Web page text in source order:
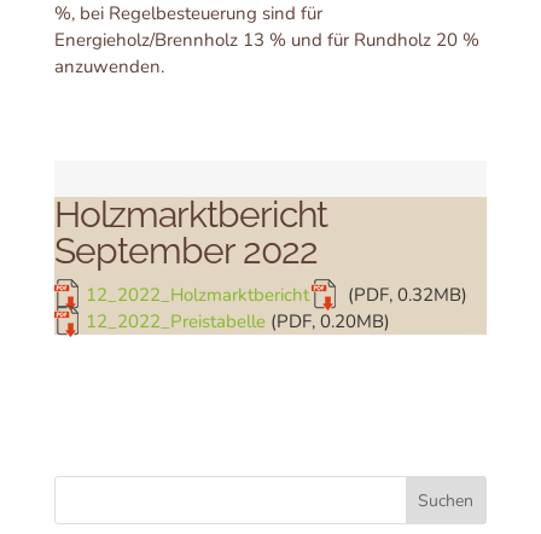
%, bei Regelbesteuerung sind für
Energieholz/Brennholz 13 % und für Rundholz 20 %
anzuwenden.
Holzmarktbericht
September 2022
12_2022_Holzmarktbericht
(PDF, 0.32MB)
12_2022_Preistabelle(PDF, 0.20MB)